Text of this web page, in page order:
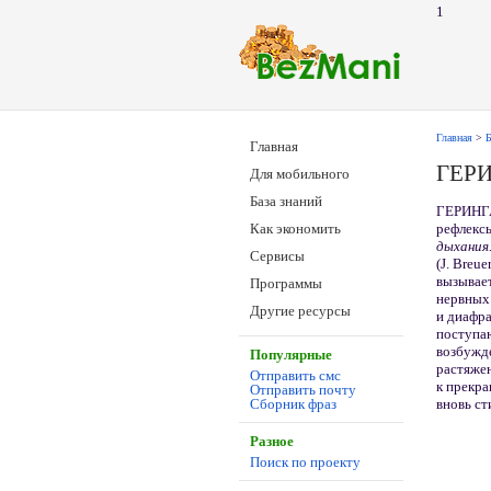
1
Главная
Для мобильного
База знаний
Как экономить
Сервисы
Программы
Другие ресурсы
Популярные
Отправить смс
Отправить почту
Сборник фраз
Разное
Поиск по проекту
Главная >
дыхания.
(J.
и
к
вновь